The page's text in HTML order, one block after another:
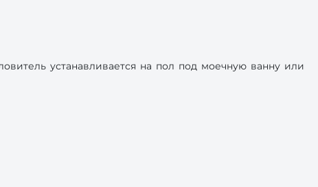
устанавливается на пол под моечную ванну или